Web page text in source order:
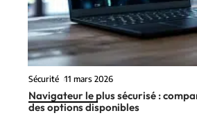
Sécurité 11 mars 2026
Navigateur le plus sécurisé :
des options disponibles